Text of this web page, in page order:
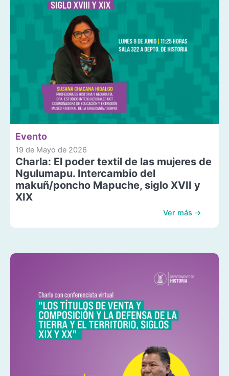
Evento
19 de Mayo de 2026
Charla: El poder textil de las mujeres de
Ngulumapu. Intercambio del
makuñ/poncho Mapuche, siglo XVII y
XIX
Ver más →